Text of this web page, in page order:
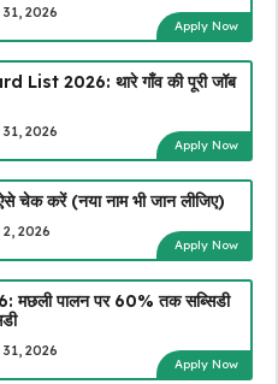
2026
Apply Now
2026: थारे गाँव की पूरी जॉब
2026
Apply Now
चेक करें (नया नाम भी जान लीजिए)
2026
Apply Now
मछली पालन पर 60% तक सब्सिडी
2026
Apply Now